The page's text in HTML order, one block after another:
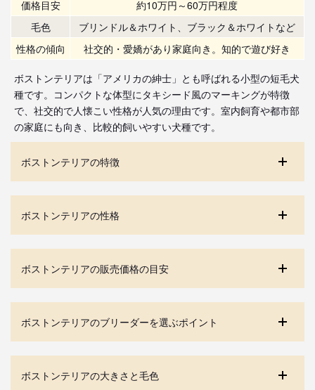
価格目安
約10万円～60万円程度
毛色
ブリンドル＆ホワイト、ブラック＆ホワイトなど
性格の傾向
社交的・愛嬌があり家庭向き。知的で遊び好き
ボストンテリアは「アメリカの紳士」とも呼ばれる小型の短毛犬
種です。コンパクトな体型にタキシード風のマーキングが特徴
で、社交的で人懐こい性格が人気の理由です。室内飼育や都市部
の家庭にも向き、比較的飼いやすい犬種です。
ボストンテリアの特徴
ボストンテリアの性格
ボストンテリアの販売価格の目安
ボストンテリアのブリーダーを選ぶポイント
ボストンテリアの大きさと毛色